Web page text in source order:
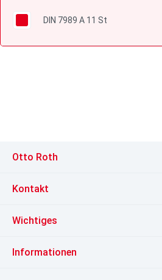
DIN 7989 A 11 St
Otto Roth
Kontakt
Wichtiges
Informationen